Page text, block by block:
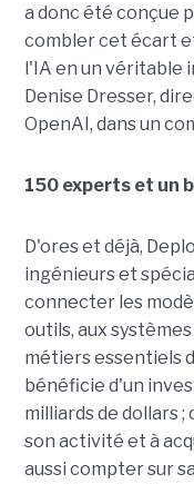
a donc été conçue
combler cet écart
l'IA en un véritable
Denise Dresser,
OpenAI, dans un
150 experts et un
D'ores et déjà,
ingénieurs et
connecter les
outils, aux
métiers essentiels
bénéficie d'un
milliards de dollars
son activité et à
aussi compter sur